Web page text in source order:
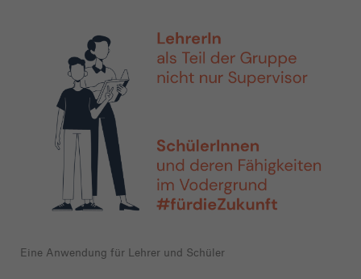
Eine Anwendung für Lehrer und Schüler